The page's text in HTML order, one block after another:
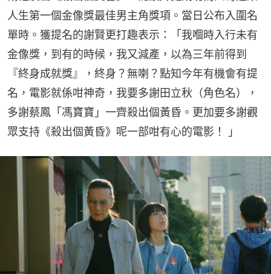
人生第一個金像獎最佳男主角獎項。當日公布入圍名
單時。獲提名的謝賢更打趣表示：「我嗰時入行未有
金像獎，到有的時候，我又減產，以為三年前得到
『終身成就獎』，終身？無喇？點知今年有機會有提
名，電影就係咁神奇，我要多謝田立秋（角色名），
多謝蔡鳳「馮寶寶」一齊殺出個黃昏。更加要多謝觀
眾支持《殺出個黃昏》呢一部咁有心的電影！ 」